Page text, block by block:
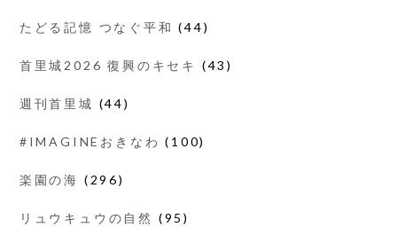
たどる記憶 つなぐ平和 (44)
首里城2026 復興のキセキ (43)
週刊首里城 (44)
#IMAGINEおきなわ (100)
楽園の海 (296)
リュウキュウの自然 (95)